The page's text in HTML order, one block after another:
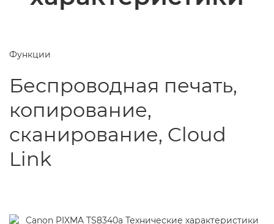
Функции
Беспроводная печать,
копирование,
сканирование, Cloud
Link